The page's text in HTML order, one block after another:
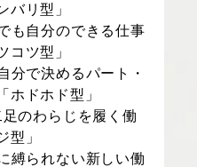
バリ型」
も自分のできる仕事
コツ型」
分で決めるパート・
ホドホド型」
足のわらじを履く働
型」
縛られない新しい働